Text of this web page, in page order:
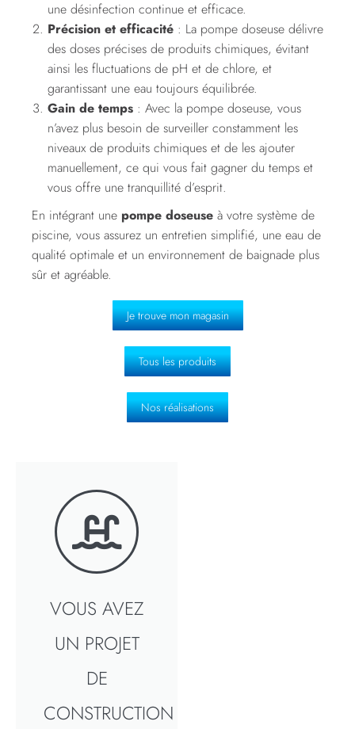
une désinfection continue et efficace.
Précision et efficacité : La pompe doseuse délivre
des doses précises de produits chimiques, évitant
ainsi les fluctuations de pH et de chlore, et
garantissant une eau toujours équilibrée.
Gain de temps : Avec la pompe doseuse, vous
n’avez plus besoin de surveiller constamment les
niveaux de produits chimiques et de les ajouter
manuellement, ce qui vous fait gagner du temps et
vous offre une tranquillité d’esprit.
En intégrant une pompe doseuse à votre système de
piscine, vous assurez un entretien simplifié, une eau de
qualité optimale et un environnement de baignade plus
sûr et agréable.
Je trouve mon magasin
Tous les produits
Nos réalisations
VOUS AVEZ
UN PROJET
DE
CONSTRUCTION